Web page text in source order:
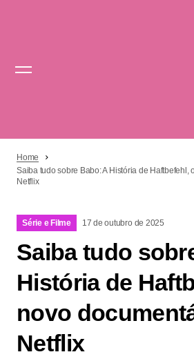
Home
Saiba tudo sobre Babo: A História de Haftbefehl,
Netflix
Série e Filme 17 de outubro de 2025
Saiba tudo
História de
novo
Netflix